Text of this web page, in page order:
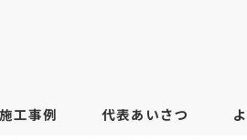
施工事例 代表あいさつ